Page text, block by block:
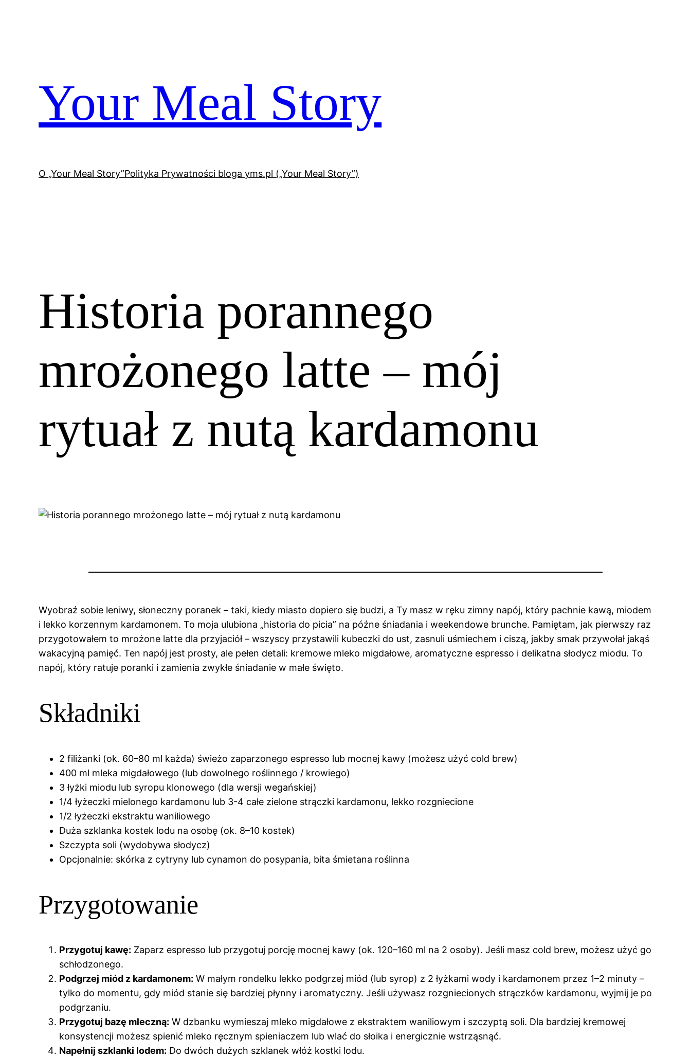
Your Meal Story
O „Your Meal Story”Polityka Prywatności bloga yms.pl („Your Meal Story”)
Historia porannego
mrożonego latte – mój
rytuał z nutą kardamonu
Wyobraź sobie leniwy, słoneczny poranek – taki, kiedy miasto dopiero się budzi, a Ty masz w ręku zimny napój, który pachnie kawą, miodem
i lekko korzennym kardamonem. To moja ulubiona „historia do picia” na późne śniadania i weekendowe brunche. Pamiętam, jak pierwszy raz
przygotowałem to mrożone latte dla przyjaciół – wszyscy przystawili kubeczki do ust, zasnuli uśmiechem i ciszą, jakby smak przywołał jakąś
wakacyjną pamięć. Ten napój jest prosty, ale pełen detali: kremowe mleko migdałowe, aromatyczne espresso i delikatna słodycz miodu. To
napój, który ratuje poranki i zamienia zwykłe śniadanie w małe święto.
Składniki
2 filiżanki (ok. 60–80 ml każda) świeżo zaparzonego espresso lub mocnej kawy (możesz użyć cold brew)
400 ml mleka migdałowego (lub dowolnego roślinnego / krowiego)
3 łyżki miodu lub syropu klonowego (dla wersji wegańskiej)
1/4 łyżeczki mielonego kardamonu lub 3-4 całe zielone strączki kardamonu, lekko rozgniecione
1/2 łyżeczki ekstraktu waniliowego
Duża szklanka kostek lodu na osobę (ok. 8–10 kostek)
Szczypta soli (wydobywa słodycz)
Opcjonalnie: skórka z cytryny lub cynamon do posypania, bita śmietana roślinna
Przygotowanie
Przygotuj kawę: Zaparz espresso lub przygotuj porcję mocnej kawy (ok. 120–160 ml na 2 osoby). Jeśli masz cold brew, możesz użyć go
schłodzonego.
Podgrzej miód z kardamonem: W małym rondelku lekko podgrzej miód (lub syrop) z 2 łyżkami wody i kardamonem przez 1–2 minuty –
tylko do momentu, gdy miód stanie się bardziej płynny i aromatyczny. Jeśli używasz rozgniecionych strączków kardamonu, wyjmij je po
podgrzaniu.
Przygotuj bazę mleczną: W dzbanku wymieszaj mleko migdałowe z ekstraktem waniliowym i szczyptą soli. Dla bardziej kremowej
konsystencji możesz spienić mleko ręcznym spieniaczem lub wlać do słoika i energicznie wstrząsnąć.
Napełnij szklanki lodem: Do dwóch dużych szklanek włóż kostki lodu.